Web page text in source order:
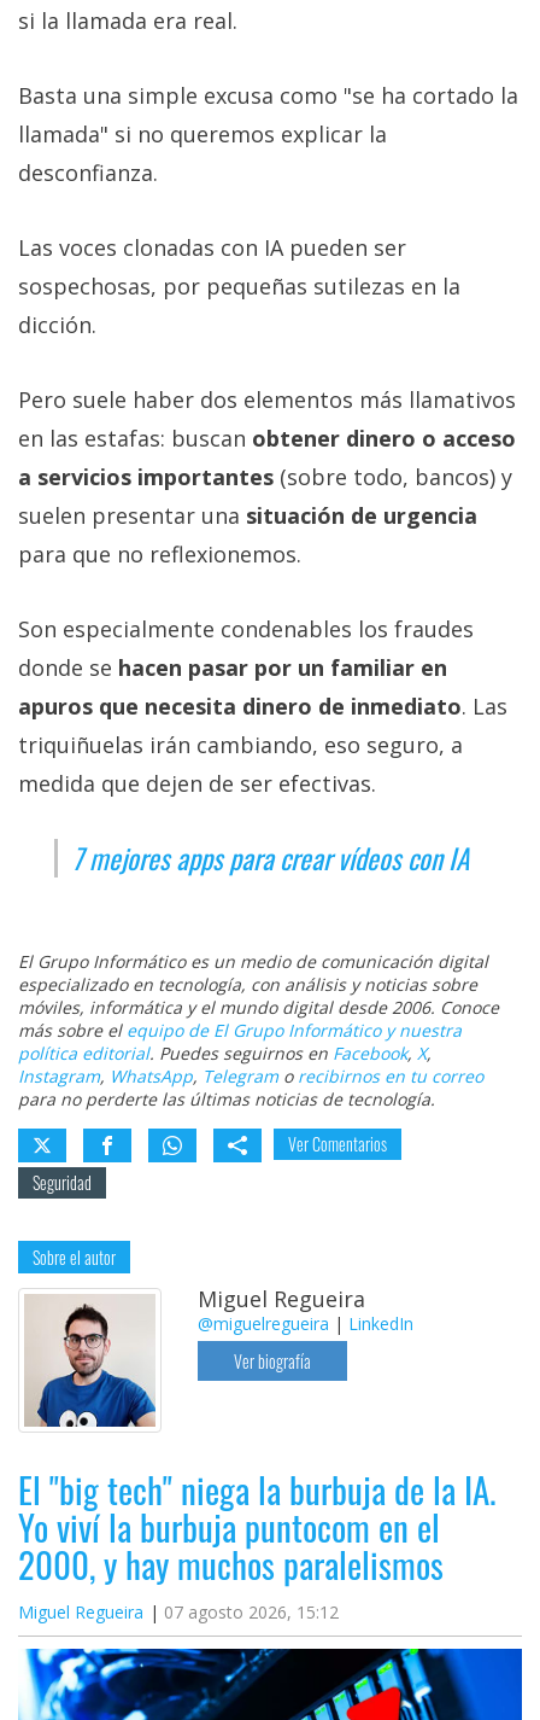
si la llamada era real.
Basta una simple excusa como "se ha cortado la
llamada" si no queremos explicar la
desconfianza.
Las voces clonadas con IA pueden ser
sospechosas, por pequeñas sutilezas en la
dicción.
Pero suele haber dos elementos más llamativos
en las estafas: buscan obtener dinero o acceso
a servicios importantes (sobre todo, bancos) y
suelen presentar una situación de urgencia
para que no reflexionemos.
Son especialmente condenables los fraudes
donde se hacen pasar por un familiar en
apuros que necesita dinero de inmediato. Las
triquiñuelas irán cambiando, eso seguro, a
medida que dejen de ser efectivas.
7 mejores apps para crear vídeos con IA
El Grupo Informático es un medio de comunicación digital
especializado en tecnología, con análisis y noticias sobre
móviles, informática y el mundo digital desde 2006. Conoce
más sobre el equipo de El Grupo Informático y nuestra
política editorial. Puedes seguirnos en Facebook, X,
Instagram, WhatsApp, Telegramo recibirnos en tu correo
para no perderte las últimas noticias de tecnología.
Ver Comentarios
Seguridad
Sobre el autor
Miguel Regueira
@miguelregueira | LinkedIn
Ver biografía
El "big tech" niega la burbuja de la IA.
Yo viví la burbuja puntocom en el
2000, y hay muchos paralelismos
Miguel Regueira 07 agosto 2026, 15:12